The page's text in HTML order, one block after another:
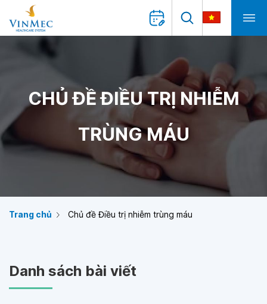
CHỦ ĐỀ ĐIỀU TRỊ NHIỄM
TRÙNG MÁU
Trang chủ Chủ đề Điều trị nhiễm trùng máu
Danh sách bài viết